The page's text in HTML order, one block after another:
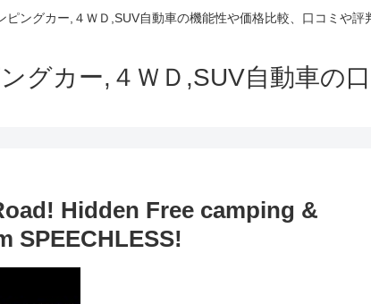
ピングカー,４ＷＤ,SUV自動車の機能性や価格比較、口コミや評
グカー,４ＷＤ,SUV自動車の
Hidden Free camping &
SPEECHLESS!